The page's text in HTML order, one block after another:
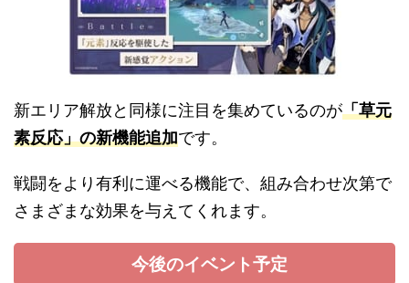
新エリア解放と同様に注目を集めているのが「草元
素反応」の新機能追加です。
戦闘をより有利に運べる機能で、組み合わせ次第で
さまざまな効果を与えてくれます。
今後のイベント予定